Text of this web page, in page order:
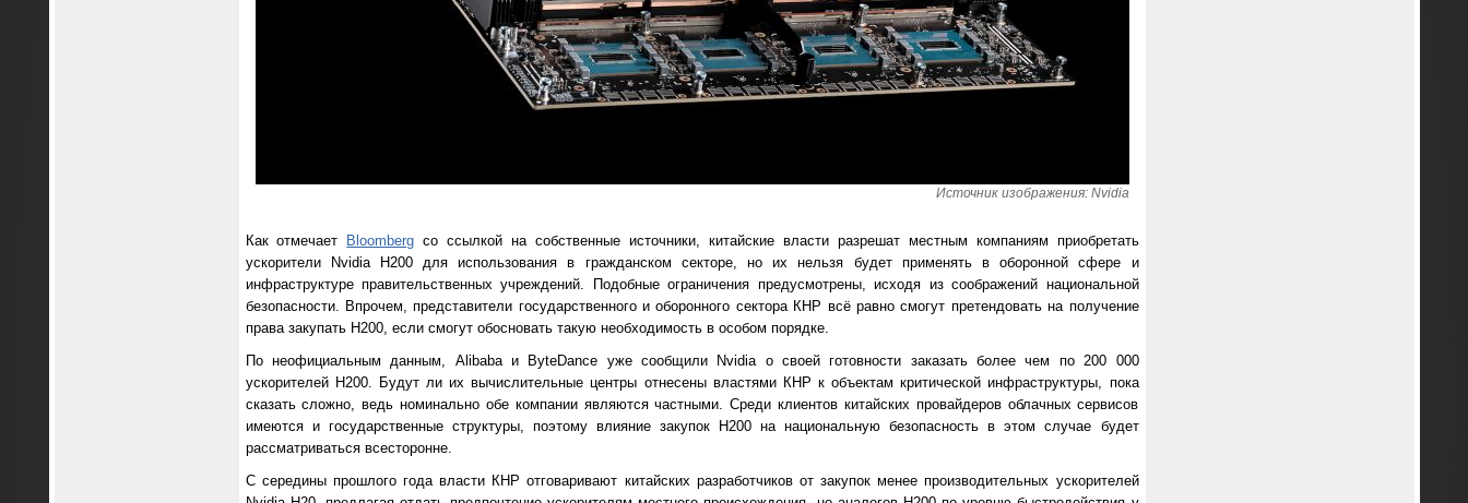
Источник изображения: Nvidia
Как отмечает Bloomberg со ссылкой на собственные источники, китайские власти разрешат местным компаниям приобретать
ускорители Nvidia H200 для использования в гражданском секторе, но их нельзя будет применять в оборонной сфере и
инфраструктуре правительственных учреждений. Подобные ограничения предусмотрены, исходя из соображений национальной
безопасности. Впрочем, представители государственного и оборонного сектора КНР всё равно смогут претендовать на получение
права закупать H200, если смогут обосновать такую необходимость в особом порядке.
По неофициальным данным, Alibaba и ByteDance уже сообщили Nvidia о своей готовности заказать более чем по 200 000
ускорителей H200. Будут ли их вычислительные центры отнесены властями КНР к объектам критической инфраструктуры, пока
сказать сложно, ведь номинально обе компании являются частными. Среди клиентов китайских провайдеров облачных сервисов
имеются и государственные структуры, поэтому влияние закупок H200 на национальную безопасность в этом случае будет
рассматриваться всесторонне.
С середины прошлого года власти КНР отговаривают китайских разработчиков от закупок менее производительных ускорителей